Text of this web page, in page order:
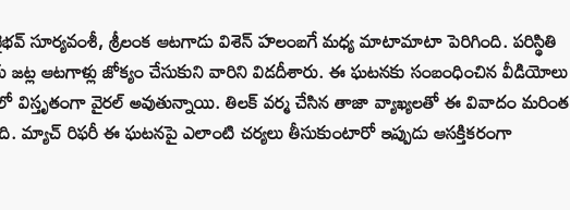
సూర్యవంశీ, శ్రీలంక ఆటగాడు విశెన్ హలంబగే మధ్య మాటామాటా పెరిగింది. పరిస్థితి
జట్ల ఆటగాళ్లు జోక్యం చేసుకుని వారిని విడదీశారు. ఈ ఘటనకు సంబంధించిన వీడియోలు
విస్తృతంగా వైరల్ అవుతున్నాయి. తిలక్ వర్మ చేసిన తాజా వ్యాఖ్యలతో ఈ వివాదం మరింత
రిఫరీ ఈ ఘటనపై ఎలాంటి చర్యలు తీసుకుంటారో ఇప్పుడు ఆసక్తికరంగా